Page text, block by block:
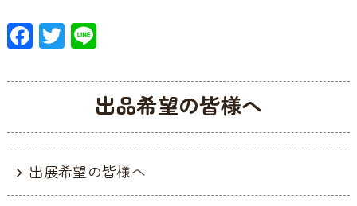
F
ac
e
o
o
k
T
w
itt
Li
e
出品希望の皆様へ
出展希望の皆様へ